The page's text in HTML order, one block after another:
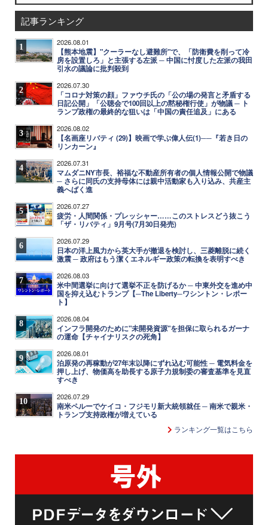
記事ランキング
1 2026.08.01
【熊本地震】"クーラーなし避難所"で、「防衛費を削って冷
房を設置しろ」と主張する左派 ─ 中国に忖度した左派の我田
引水の議論に批判殺到
2 2026.07.30
「コロナ対策の顔」ファウチ氏の「公の場の発言と矛盾する
日記公開」「公聴会で100回以上の黙秘権行使」が物議 ─ ト
ランプ政権の最終的な狙いは「中国の責任追及」にある
3 2026.08.02
【名画座リバティ (29)】映画で学ぶ偉人伝(1)──『若き日の
リンカーン』
4 2026.07.31
マムダニNY市長、裕福な不動産所有者の個人情報公開で物議
─ さらに同氏の支持母体には親中活動家も入り込み、共産主
義へばく進
5 2026.07.27
疲労・人間関係・プレッシャー……このストレスどう抜こう
「ザ・リバティ」9月号(7月30日発売)
6 2026.07.29
日本の洋上風力から英大手が撤退を検討し、三菱離脱に続く
激震 ─ 政府はもう潔くエネルギー政策の転換を表明すべき
7 2026.08.03
米中間選挙に向けて選挙不正を防げるか ─ 中東外交を進め中
国を抑え込むトランプ【─The Liberty─ワシントン・レポー
ト】
8 2026.08.04
インフラ開発のために"未開発資源"を担保に取られるガーナ
の運命【チャイナリスクの死角】
9 2026.08.01
泊原発の再稼動が27年末以降にずれ込む可能性 ─ 電気料金を
押し上げ、物価高を助長する原子力規制委の審査基準を見直
すべき
10 2026.07.29
南米ペルーでケイコ・フジモリ新大統領就任 ─ 南米で親米・
トランプ支持政権が増えている
ランキング一覧はこちら